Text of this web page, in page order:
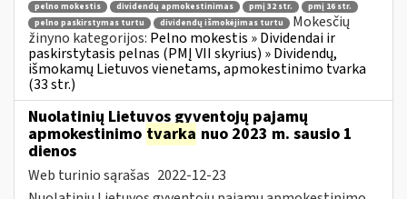
pelno mokestis dividendų apmokestinimas pmį 32 str.
pmį 16 str.
pelno paskirstymas turtu
dividendų išmokėjimas turtu
Mokesčių
žinyno kategorijos: Pelno mokestis » Dividendai ir
paskirstytasis pelnas (PMĮ VII skyrius) » Dividendų,
išmokamų Lietuvos vienetams, apmokestinimo tvarka
(33 str.)
Nuolatinių Lietuvos gyventojų pajamų
apmokestinimo tvarka nuo 2023 m. sausio 1
dienos
Web turinio sąrašas 2022-12-23